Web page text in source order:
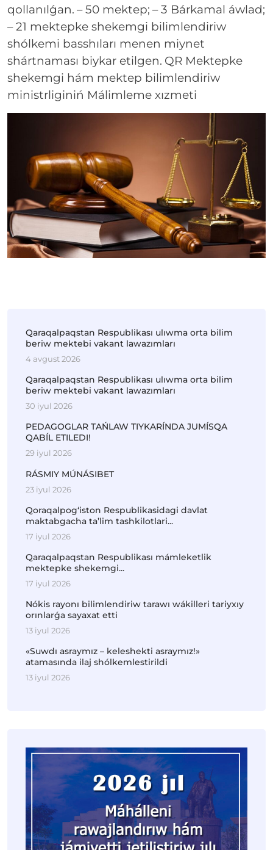
qollanılǵan. – 50 mektep; – 3 Bárkamal áwlad;
– 21 mektepke shekemgi bilimlendiriw
shólkemi basshıları menen miynet
shártnaması biykar etilgen. QR Mektepke
shekemgi hám mektep bilimlendiriw
ministrliginiń Málimleme xızmeti
Qaraqalpaqstan Respublikası ulıwma orta bilim
beriw mektebi vakant lawazımları
4 avgust 2026
Qaraqalpaqstan Respublikası ulıwma orta bilim
beriw mektebi vakant lawazımları
30 iyul 2026
PEDAGOGLAR TAŃLAW TIYKARÍNDA JUMÍSQA
QABÍL ETILEDI!
29 iyul 2026
RÁSMIY MÚNÁSIBET
23 iyul 2026
Qoraqalpog‘iston Respublikasidagi davlat
maktabgacha ta’lim tashkilotlari...
17 iyul 2026
Qaraqalpaqstan Respublikası mámleketlik
mektepke shekemgi...
17 iyul 2026
Nókis rayonı bilimlendiriw tarawı wákilleri tariyxıy
orınlarǵa sayaxat etti
13 iyul 2026
«Suwdı asraymız – keleshekti asraymız!»
atamasında ilaj shólkemlestirildi
13 iyul 2026